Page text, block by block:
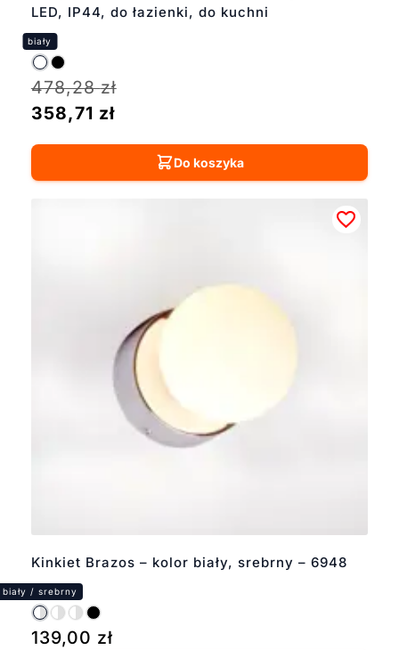
LED, IP44, do łazienki, do kuchni
478,28zł
358,71 zł
Do koszyka
Kinkiet Brazos – kolor biały, srebrny – 6948
139,00 zł